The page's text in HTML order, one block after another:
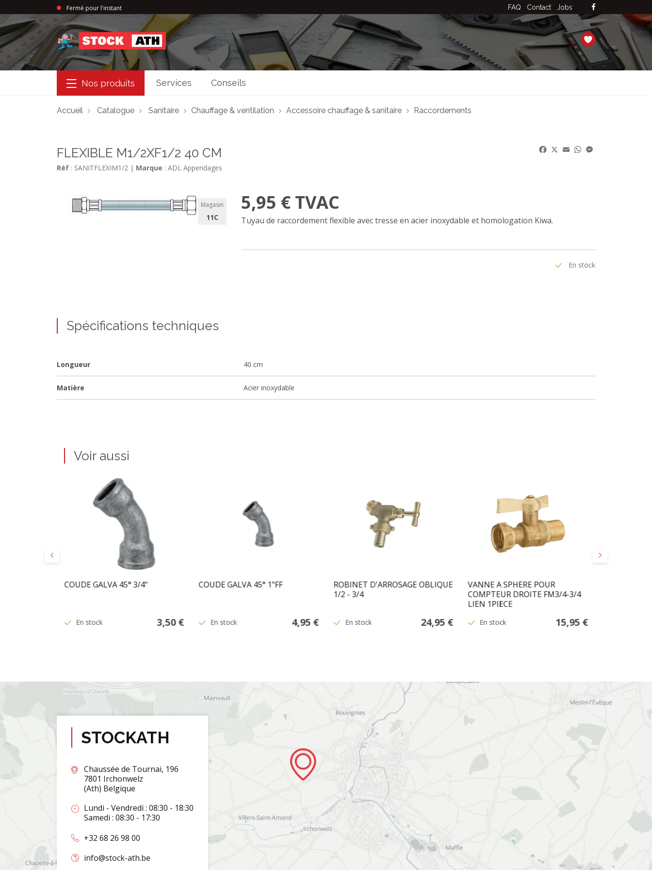
Fermé pour l'instant FAQ Contact Jobs
StockAth
Nos produits Services Conseils
Accueil Catalogue Sanitaire Chauffage & ventilation Accessoire chauffage & sanitaire Raccordements
FLEXIBLE M1/2XF1/2 40 CM
Réf : SANITFLEXIM1/2 | Marque : ADL Appendages
Facebook
X EmailWhatsApp
Magasin
11C
5,95 € TVAC
Tuyau de raccordement flexible avec tresse en acier inoxydable et homologation Kiwa.
En stock
Spécifications techniques
Longueur 40 cm
Matière Acier inoxydable
Voir aussi
Précédent Suivant
COUDE GALVA 45° 3/4"
En stock 3,50 €
COUDE GALVA 45° 1"FF
En stock 4,95 €
ROBINET D'ARROSAGE OBLIQUE
1/2 - 3/4
En stock 24,95 €
VANNE A SPHERE POUR
COMPTEUR DROITE FM3/4-3/4
LIEN 1PIECE
En stock 15,95 €
STOCKATH
Chaussée de Tournai, 196
7801 Irchonwelz
(Ath) Belgique
Lundi - Vendredi : 08:30 - 18:30
Samedi : 08:30 - 17:30
+32 68 26 98 00
info@stock-ath.be